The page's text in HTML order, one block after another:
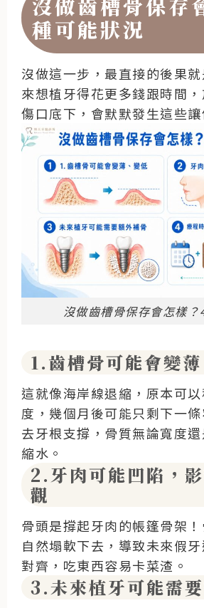
沒做齒槽骨保存
種可能狀況
沒做這一步，最直接的後果
來想植牙得花更多錢跟時間
傷口底下，會默默發生這些讓
沒做齒槽骨保存會怎樣
1.齒槽骨可能會變
這就像海岸線退縮，原本可
度，幾個月後可能只剩下一
去牙根支撐，骨質無論寬度
縮水。
2.牙肉可能凹陷，
觀
骨頭是撐起牙肉的帳篷骨架
自然塌軟下去，導致未來假
對齊，吃東西容易卡菜渣。
3.未來植牙可能需